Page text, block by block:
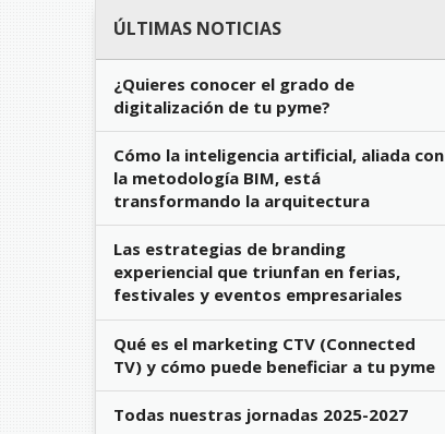
ÚLTIMAS NOTICIAS
¿Quieres conocer el grado de
digitalización de tu pyme?
Cómo la inteligencia artificial, aliada con
la metodología BIM, está
transformando la arquitectura
Las estrategias de branding
experiencial que triunfan en ferias,
festivales y eventos empresariales
Qué es el marketing CTV (Connected
TV) y cómo puede beneficiar a tu pyme
Todas nuestras jornadas 2025-2027